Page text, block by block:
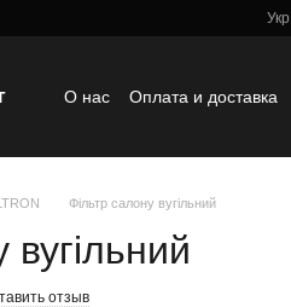
Укр
О нас Оплата и доставка
Фільтр салону вугільний
отзыв